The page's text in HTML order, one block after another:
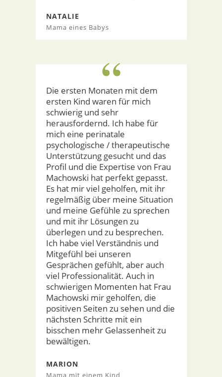
NATALIE
Mama eines Babys
“
Die ersten Monaten mit dem
ersten Kind waren für mich
schwierig und sehr
herausfordernd. Ich habe für
mich eine perinatale
psychologische / therapeutische
Unterstützung gesucht und das
Profil und die Expertise von Frau
Machowski hat perfekt gepasst.
Es hat mir viel geholfen, mit ihr
regelmäßig über meine Situation
und meine Gefühle zu sprechen
und mit ihr Lösungen zu
überlegen und zu besprechen.
Ich habe viel Verständnis und
Mitgefühl bei unseren
Gesprächen gefühlt, aber auch
viel Professionalität. Auch in
schwierigen Momenten hat Frau
Machowski mir geholfen, die
positiven Seiten zu sehen und die
nächsten Schritte mit ein
bisschen mehr Gelassenheit zu
bewältigen.
MARION
Mama mit einem Kind